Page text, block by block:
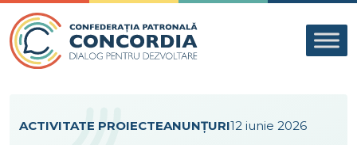
Skip to content
ACTIVITATE PROIECTEANUNȚURI12 iunie 2026